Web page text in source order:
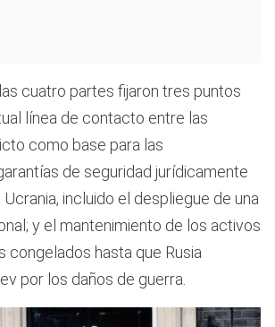
cuatro partes fijaron tres puntos
línea de contacto entre las
como base para las
de seguridad jurídicamente
incluido el despliegue de una
y el mantenimiento de los activos
congelados hasta que Rusia
por los daños de guerra.